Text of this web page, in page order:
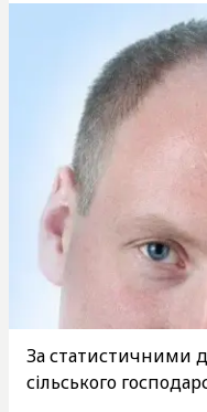
За статистичними
сільського